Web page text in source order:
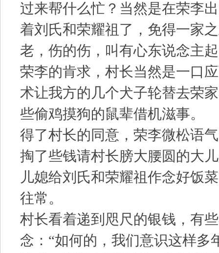
过来帮什么忙？当然是在荣李
着刘氏和荣耀祖了，免得一家
老，伤的伤，叫有心东说念主
荣李的肯求，村长当然是一口
术让我方的几个犬子轮替去荣
些偷鸡摸狗的鼠辈借机滋事。
得了村长的同意，荣李微松语
掏了些钱请村长膀大腰圆的大
儿媳给刘氏和荣耀祖作念好饭
往常。
村长看着递到咫尺的银钱，有
念：“如何的，我们意识这样多